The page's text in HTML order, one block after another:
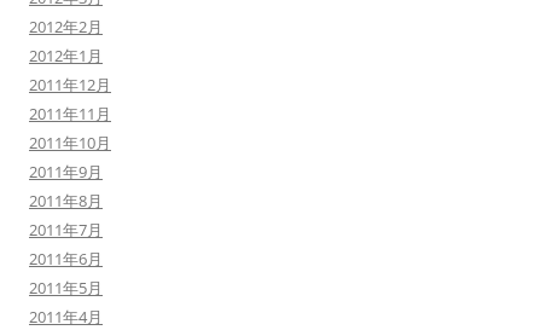
2012年2月
2012年1月
2011年12月
2011年11月
2011年10月
2011年9月
2011年8月
2011年7月
2011年6月
2011年5月
2011年4月